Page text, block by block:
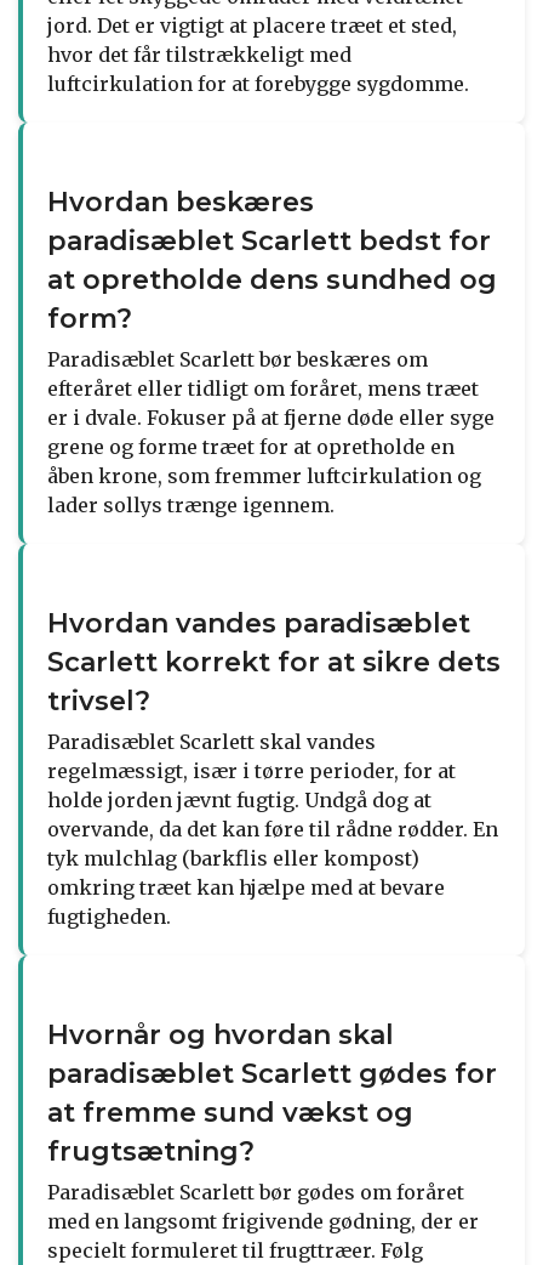
jord. Det er vigtigt at placere træet et sted,
hvor det får tilstrækkeligt med
luftcirkulation for at forebygge sygdomme.
Hvordan beskæres
paradisæblet Scarlett bedst for
at opretholde dens sundhed og
form?
Paradisæblet Scarlett bør beskæres om
efteråret eller tidligt om foråret, mens træet
er i dvale. Fokuser på at fjerne døde eller syge
grene og forme træet for at opretholde en
åben krone, som fremmer luftcirkulation og
lader sollys trænge igennem.
Hvordan vandes paradisæblet
Scarlett korrekt for at sikre dets
trivsel?
Paradisæblet Scarlett skal vandes
regelmæssigt, især i tørre perioder, for at
holde jorden jævnt fugtig. Undgå dog at
overvande, da det kan føre til rådne rødder. En
tyk mulchlag (barkflis eller kompost)
omkring træet kan hjælpe med at bevare
fugtigheden.
Hvornår og hvordan skal
paradisæblet Scarlett gødes for
at fremme sund vækst og
frugtsætning?
Paradisæblet Scarlett bør gødes om foråret
med en langsomt frigivende gødning, der er
specielt formuleret til frugttræer. Følg